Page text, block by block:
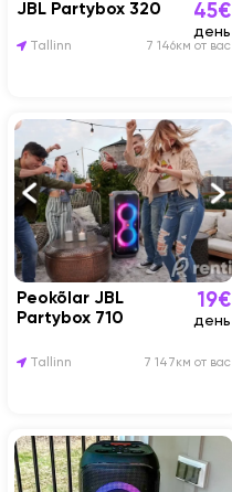
JBL Partybox 320 45€
день
Tallinn 7 146км от вас
Peokõlar JBL
Partybox 710
19€
день
Tallinn 7 147км от вас